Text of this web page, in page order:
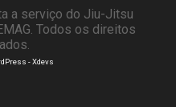
a serviço do Jiu-Jitsu
Todos os direitos
- Xdevs